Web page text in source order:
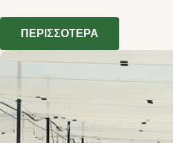
ΠΕΡΙΣΣΟΤΕΡΑ